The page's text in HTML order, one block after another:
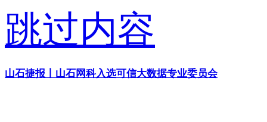
跳过内容
山石捷报丨山石网科入选可信大数据专业委员会